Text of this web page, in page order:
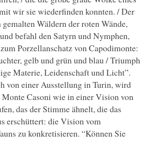
wir sie wiederfinden konnten. / Der
gemalten Wäldern der roten Wände,
befahl den Satyrn und Nymphen,
Porzellanschatz von Capodimonte:
gelb und grün und blau / Triumph
Materie, Leidenschaft und Licht”.
von einer Ausstellung in Turin, wird
Casoni wie in einer Vision von
das der Stimme ähnelt, die das
erschüttert: die Vision vom
zu konkretisieren. “Können Sie